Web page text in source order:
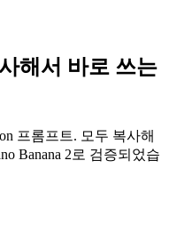
해서 바로 쓰는
프롬프트. 모두 복사해
Banana 2로 검증되었습